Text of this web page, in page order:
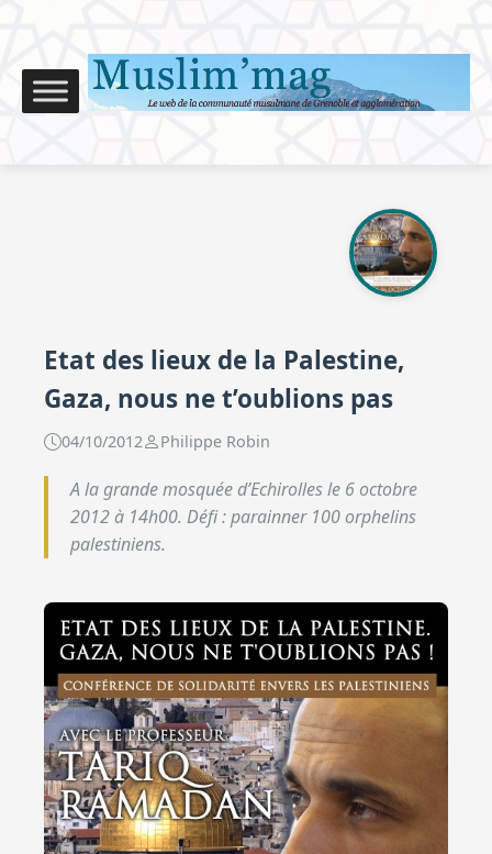
Etat des lieux de la Palestine,
Gaza, nous ne t’oublions pas
04/10/2012 Philippe Robin
A la grande mosquée d’Echirolles le 6 octobre
2012 à 14h00. Défi : parainner 100 orphelins
palestiniens.